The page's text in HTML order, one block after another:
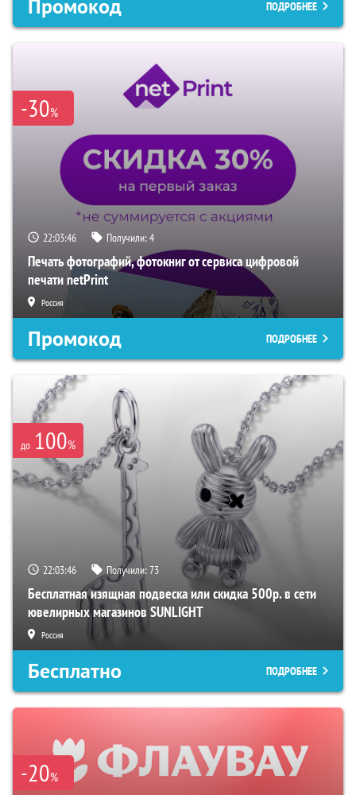
Промокод ПОДРОБНЕЕ
-30%
22:03:45 Получили:4
Печать фотографий, фотокниг от сервиса цифровой
печати netPrint
Россия
Промокод ПОДРОБНЕЕ
до 100%
22:03:45 Получили:73
Бесплатная изящная подвеска или скидка 500р. в сети
ювелирных магазинов SUNLIGHT
Россия
Бесплатно ПОДРОБНЕЕ
-20%